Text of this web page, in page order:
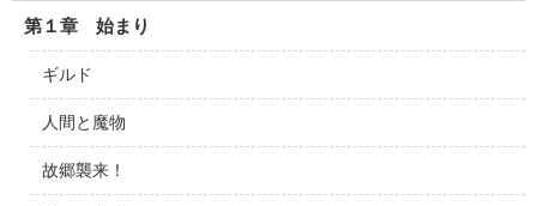
第１章 始まり
ギルド
人間と魔物
故郷襲来！